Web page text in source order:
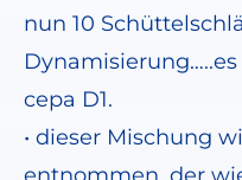
nun 10
cepa D1.
• dieser Mischung
entnommen, der